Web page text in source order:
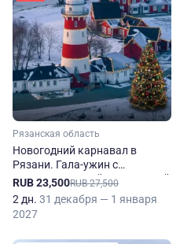
Рязанская область
Новогодний карнавал в
Рязани. Гала-ужин с
развлекательной программой
RUB 23,500RUB 27,500
2 дн. 31 декабря — 1 января
2027